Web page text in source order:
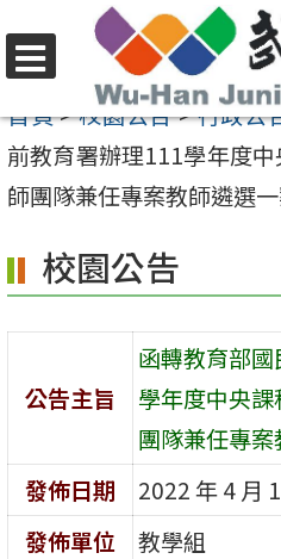
至
要
內
區
選
單
首頁>校園公告>行政公
前教育署辦理111學年度
師團隊兼任專案教師遴選
校園公告
公告主旨
函轉教育部
學年度中央
團隊兼任專
發佈日期
2022 年 4 月
發佈單位
教學組